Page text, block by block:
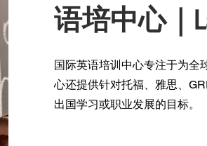
语培中心｜
国际英语培训中心专注于为全
心还提供针对托福、雅思、
出国学习或职业发展的目标。